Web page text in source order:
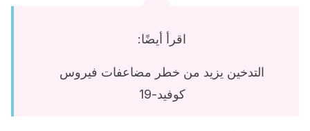
اقرأ أيضًا:
التدخين يزيد من خطر مضاعفات فيروس
كوفيد-19